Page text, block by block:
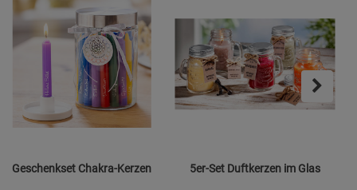
Geschenkset Chakra-Kerzen 5er-Set Duftkerzen im Glas